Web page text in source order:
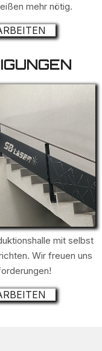
mehr nötig.
mit selbst
Wir freuen uns